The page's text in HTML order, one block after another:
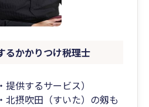
るかかりつけ税理士
供するサービス）
北摂吹田（すいた）の剱も